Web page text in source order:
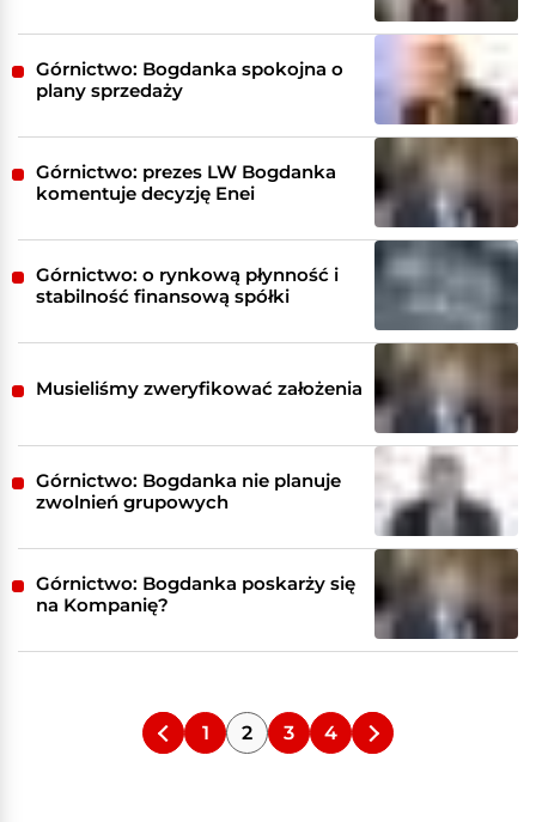
Górnictwo: Bogdanka spokojna o
plany sprzedaży
Górnictwo: prezes LW Bogdanka
komentuje decyzję Enei
Górnictwo: o rynkową płynność i
stabilność finansową spółki
Musieliśmy zweryfikować założenia
Górnictwo: Bogdanka nie planuje
zwolnień grupowych
Górnictwo: Bogdanka poskarży się
na Kompanię?
1 2 3 4